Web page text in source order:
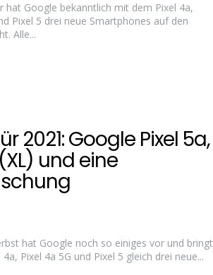
hat Google bekanntlich mit dem Pixel 4a,
Pixel 5 drei neue Smartphones auf den
Alle...
2021: Google Pixel 5a,
und eine
hat Google noch so einiges vor und bringt
Pixel 4a 5G und Pixel 5 gleich drei neue...